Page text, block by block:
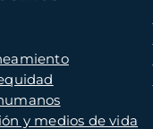
y medios de vida